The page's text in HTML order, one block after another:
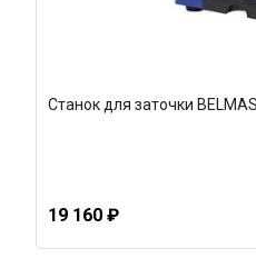
Станок для заточки
19 160 ₽